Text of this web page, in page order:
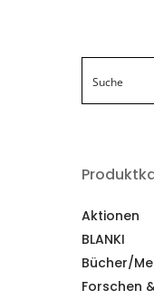
Aktionen
BLANKI
Bücher/
Forschen